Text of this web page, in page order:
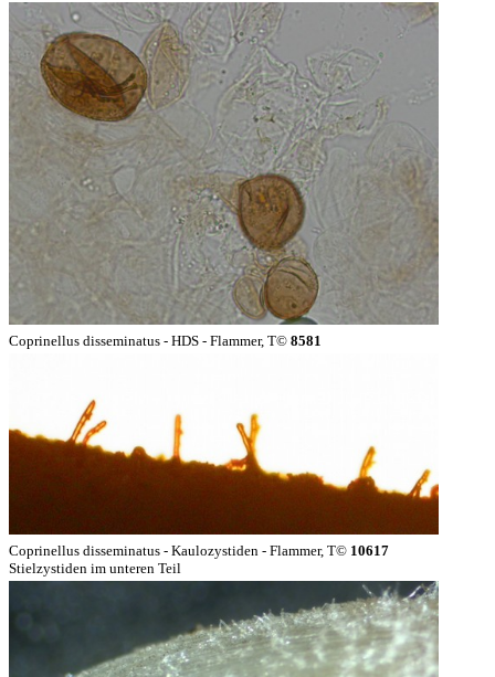
Coprinellus disseminatus - HDS - Flammer, T© 8581
Coprinellus disseminatus - Kaulozystiden - Flammer, T© 10617
Stielzystiden im unteren Teil